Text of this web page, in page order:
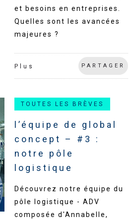
et besoins en entreprises.
Quelles sont les avancées
majeures ?
Plus PARTAGER
TOUTES LES BRÈVES
l’équipe de global
concept – #3 :
notre pôle
logistique
Découvrez notre équipe du
pôle logistique - ADV
composée d'Annabelle,